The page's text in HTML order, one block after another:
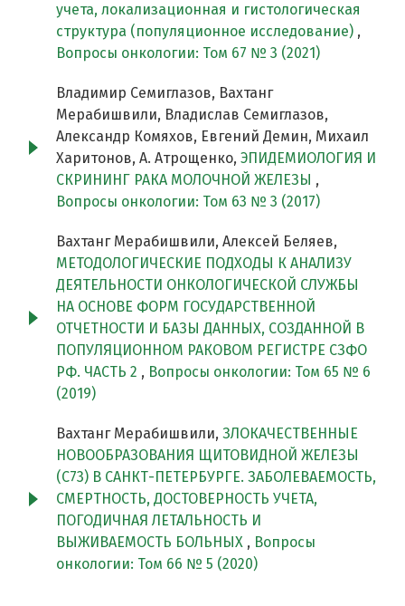
учета, локализационная и гистологическая
структура (популяционное исследование) ,
Вопросы онкологии: Том 67 № 3 (2021)
Владимир Семиглазов, Вахтанг
Мерабишвили, Владислав Семиглазов,
Александр Комяхов, Евгений Демин, Михаил
Харитонов, А. Атрощенко, ЭПИДЕМИОЛОГИЯ И
СКРИНИНГ РАКА МОЛОЧНОЙ ЖЕЛЕЗЫ ,
Вопросы онкологии: Том 63 № 3 (2017)
Вахтанг Мерабишвили, Алексей Беляев,
МЕТОДОЛОГИЧЕСКИЕ ПОДХОДЫ К АНАЛИЗУ
ДЕЯТЕЛЬНОСТИ ОНКОЛОГИЧЕСКОЙ СЛУЖБЫ
НА ОСНОВЕ ФОРМ ГОСУДАРСТВЕННОЙ
ОТЧЕТНОСТИ И БАЗЫ ДАННЫХ, СОЗДАННОЙ В
ПОПУЛЯЦИОННОМ РАКОВОМ РЕГИСТРЕ СЗФО
РФ. ЧАСТЬ 2 , Вопросы онкологии: Том 65 № 6
(2019)
Вахтанг Мерабишвили, ЗЛОКАЧЕСТВЕННЫЕ
НОВООБРАЗОВАНИЯ ЩИТОВИДНОЙ ЖЕЛЕЗЫ
(С73) В САНКТ-ПЕТЕРБУРГЕ. ЗАБОЛЕВАЕМОСТЬ,
СМЕРТНОСТЬ, ДОСТОВЕРНОСТЬ УЧЕТА,
ПОГОДИЧНАЯ ЛЕТАЛЬНОСТЬ И
ВЫЖИВАЕМОСТЬ БОЛЬНЫХ , Вопросы
онкологии: Том 66 № 5 (2020)